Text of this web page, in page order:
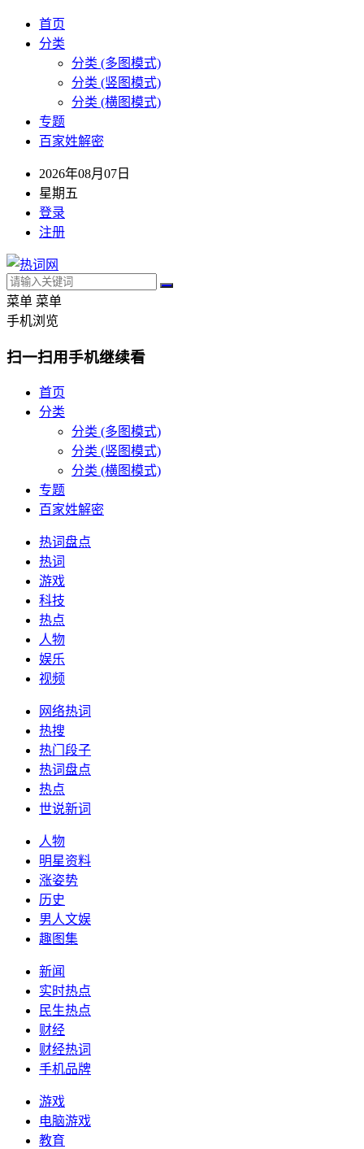
首页
分类
分类 (多图模式)
分类 (竖图模式)
分类 (横图模式)
专题
百家姓解密
2026年08月07日
星期五
登录
注册
菜单 菜单
手机浏览
扫一扫用手机继续看
首页
分类
分类 (多图模式)
分类 (竖图模式)
分类 (横图模式)
专题
百家姓解密
热词盘点
热词
游戏
科技
热点
人物
娱乐
视频
网络热词
热搜
热门段子
热词盘点
热点
世说新词
人物
明星资料
涨姿势
历史
男人文娱
趣图集
新闻
实时热点
民生热点
财经
财经热词
手机品牌
游戏
电脑游戏
教育